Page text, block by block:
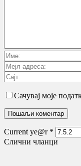
Сачувај моје
Current ye@r *
Слични чланци